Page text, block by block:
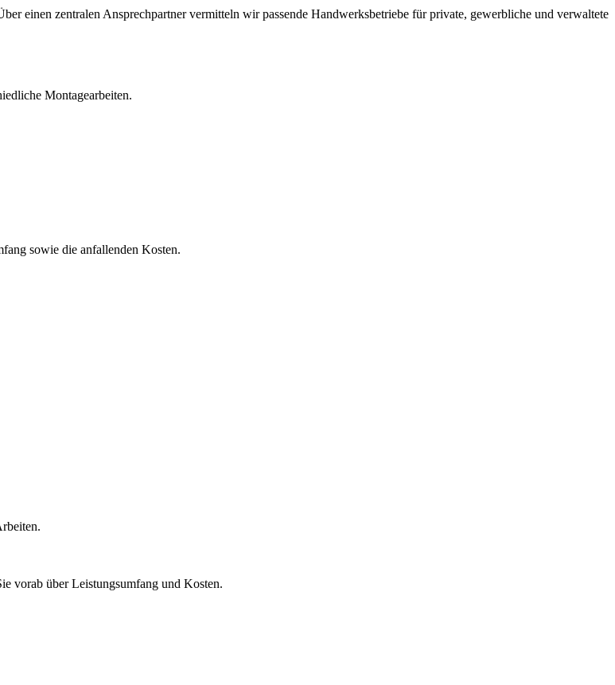
einen zentralen Ansprechpartner vermitteln wir passende Handwerksbetriebe für private, gewerbliche und verwaltete
Montagearbeiten.
sowie die anfallenden Kosten.
vorab über Leistungsumfang und Kosten.